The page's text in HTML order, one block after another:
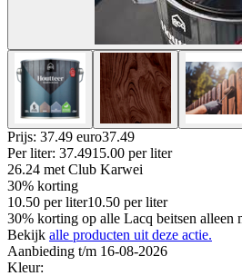
Prijs: 37.49 euro37.49
Per liter: 37.4915.00 per liter
26.24 met Club Karwei
30% korting
10.50 per liter10.50 per liter
30% korting op alle Lacq beitsen alleen
Bekijk alle producten uit deze actie.
Aanbieding t/m 16-08-2026
Kleur: